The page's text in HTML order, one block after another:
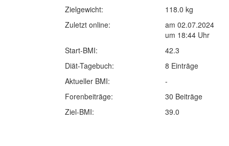
Zielgewicht:
118.0 kg
Zuletzt online:
am 02.07.2024
um 18:44 Uhr
Start-BMI:
42.3
Diät-Tagebuch:
8 Einträge
Aktueller BMI:
-
Forenbeiträge:
30 Beiträge
Ziel-BMI:
39.0